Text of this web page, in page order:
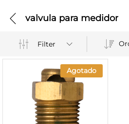
valvula para medidor
Filter
Agotado